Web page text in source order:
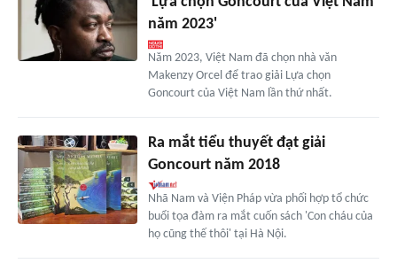
năm 2023'
Năm 2023, Việt Nam đã chọn nhà văn
Makenzy Orcel để trao giải Lựa chọn
Goncourt của Việt Nam lần thứ nhất.
Ra mắt tiểu thuyết đạt giải
Goncourt năm 2018
Nhã Nam và Viện Pháp vừa phối hợp tổ chức
buổi tọa đàm ra mắt cuốn sách 'Con cháu của
họ cũng thế thôi' tại Hà Nội.